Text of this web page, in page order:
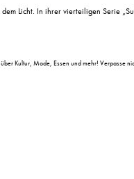
Licht. In ihrer vierteiligen Serie
Kultur, Mode, Essen und mehr! Verpasse